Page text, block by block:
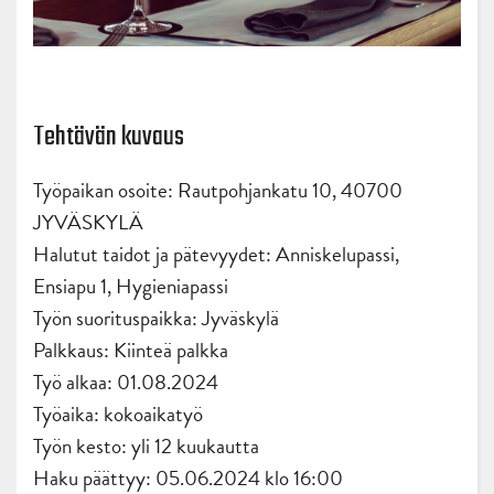
Tehtävän kuvaus
Työpaikan osoite: Rautpohjankatu 10, 40700
JYVÄSKYLÄ
Halutut taidot ja pätevyydet: Anniskelupassi,
Ensiapu 1, Hygieniapassi
Työn suorituspaikka: Jyväskylä
Palkkaus: Kiinteä palkka
Työ alkaa: 01.08.2024
Työaika: kokoaikatyö
Työn kesto: yli 12 kuukautta
Haku päättyy: 05.06.2024 klo 16:00